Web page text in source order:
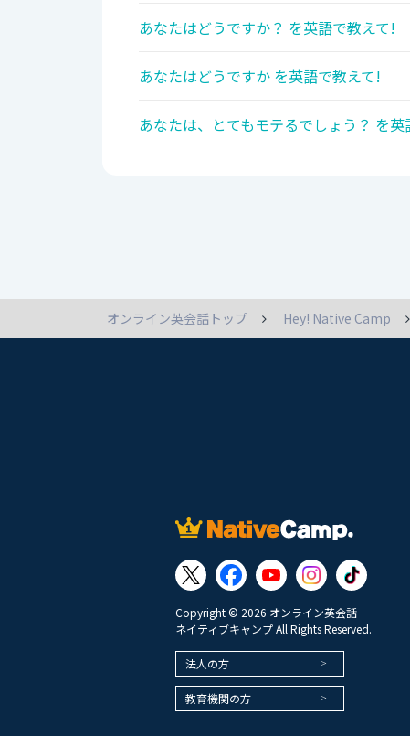
あなたはどうですか？ を英語で教えて!
あなたはどうですか を英語で教えて!
あなたは、とてもモテるでしょう？ を
オンライン英会話トップ Hey! Native Camp
Copyright © 2026 オンライン英会話
ネイティブキャンプ All Rights Reserved.
法人の方
教育機関の方